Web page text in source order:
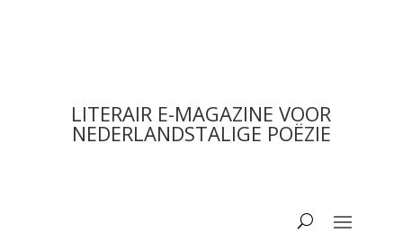
LITERAIR E-MAGAZINE VOOR
NEDERLANDSTALIGE POËZIE